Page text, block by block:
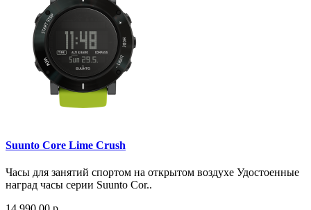
Suunto Core Lime Crush
Часы для занятий спортом на открытом воздухе Удостоенные
наград часы серии Suunto Cor..